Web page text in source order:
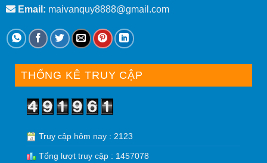
Email: maivanquy8888@gmail.com
THỐNG KÊ TRUY CẬP
Truy cập hôm nay : 2123
Tổng lượt truy cập : 1457078